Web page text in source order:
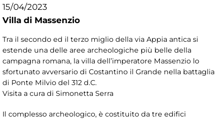
15/04/2023
Villa di Massenzio
Tra il secondo ed il terzo miglio della via Appia antica si
estende una delle aree archeologiche più belle della
campagna romana, la villa dell’imperatore Massenzio lo
sfortunato avversario di Costantino il Grande nella battaglia
di Ponte Milvio del 312 d.C.
Visita a cura di Simonetta Serra
Il complesso archeologico, è costituito da tre edifici